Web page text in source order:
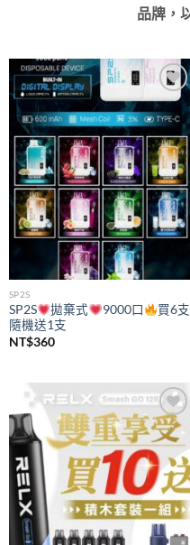
品牌，
Add to
wishlist
SP2S
SP2S 拋棄式 9000口
買6支
隨機送1支
NT$360
Add to
wishlist